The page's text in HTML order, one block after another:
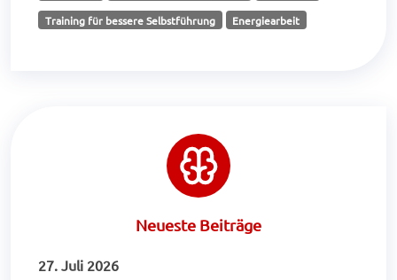
Training für bessere Selbstführung Energiearbeit
Neueste Beiträge
27. Juli 2026